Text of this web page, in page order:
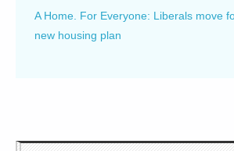
A Home. For Everyone: Liberals move
new housing plan